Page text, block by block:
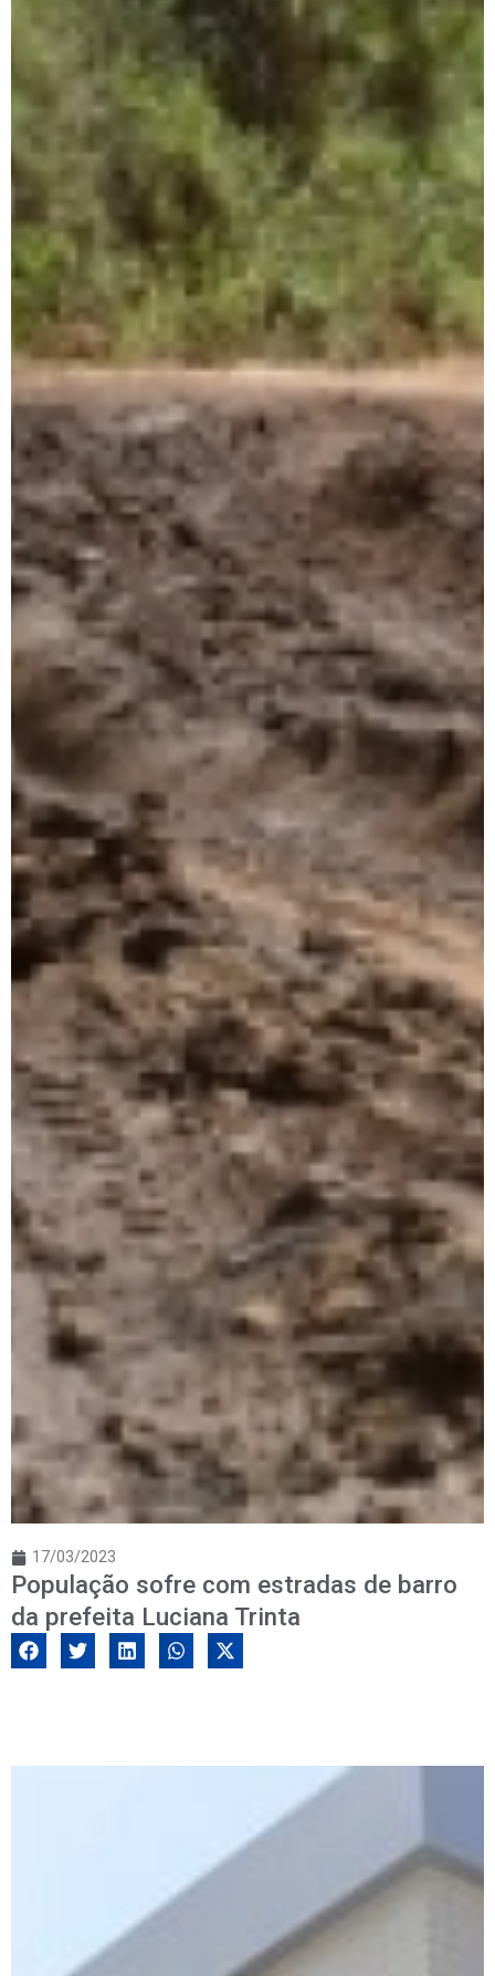
17/03/2023
População sofre com estradas de barro
da prefeita Luciana Trinta